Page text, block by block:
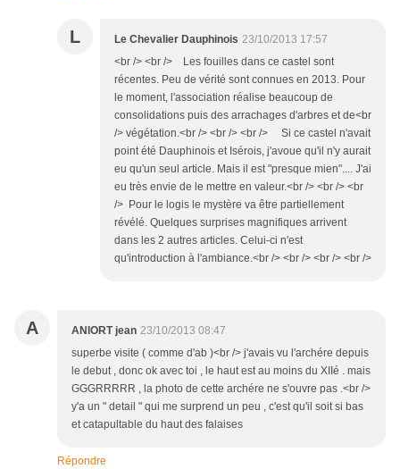
L Le Chevalier Dauphinois 23/10/2013 17:57
<br /> <br /> Les fouilles dans ce castel sont
récentes. Peu de vérité sont connues en 2013. Pour
le moment, l'association réalise beaucoup de
consolidations puis des arrachages d'arbres et de<br
/> végétation.<br /> <br /> <br /> Si ce castel n'avait
point été Dauphinois et Isérois, j'avoue qu'il n'y aurait
eu qu'un seul article. Mais il est "presque mien".... J'ai
eu très envie de le mettre en valeur.<br /> <br /> <br
/> Pour le logis le mystère va être partiellement
révélé. Quelques surprises magnifiques arrivent
dans les 2 autres articles. Celui-ci n'est
qu'introduction à l'ambiance.<br /> <br /> <br /> <br />
A ANIORT jean 23/10/2013 08:47
superbe visite ( comme d'ab )<br /> j'avais vu l'archére depuis
le debut , donc ok avec toi , le haut est au moins du XIIé . mais
GGGRRRRR , la photo de cette archére ne s'ouvre pas .<br />
y'a un " detail " qui me surprend un peu , c'est qu'il soit si bas
et catapultable du haut des falaises
Répondre